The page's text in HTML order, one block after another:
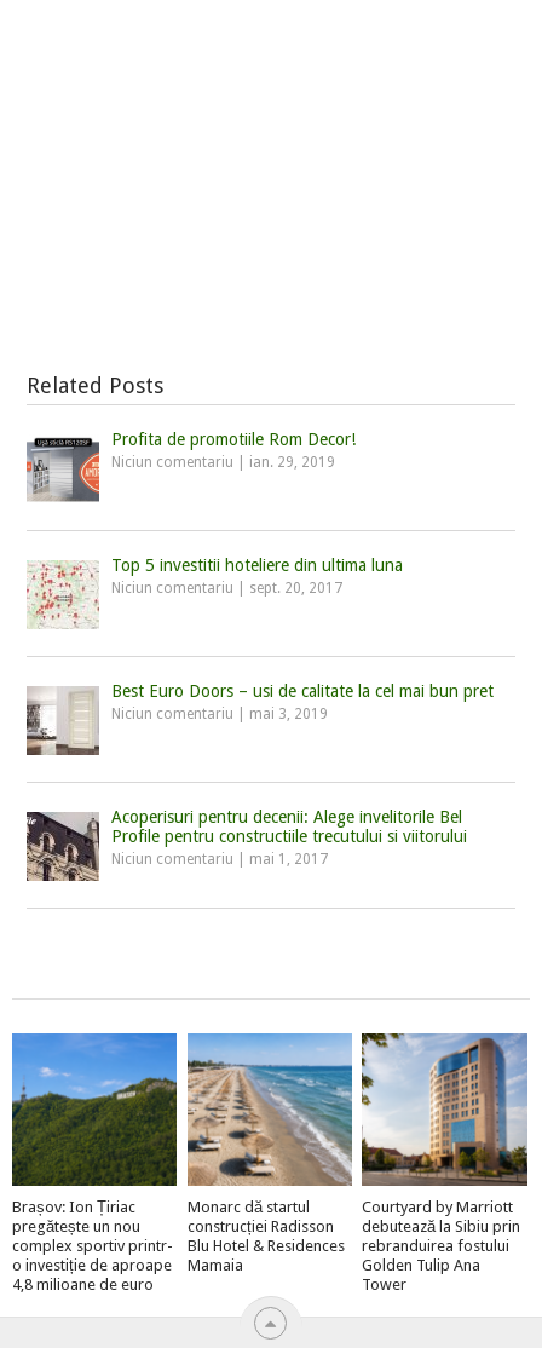
Related Posts
Profita de promotiile Rom Decor!
Niciun comentariu ian. 29, 2019
Top 5 investitii hoteliere din ultima luna
Niciun comentariu sept. 20, 2017
Best Euro Doors – usi de calitate la cel mai bun pret
Niciun comentariu mai 3, 2019
Acoperisuri pentru decenii: Alege invelitorile Bel
Profile pentru constructiile trecutului si viitorului
Niciun comentariu mai 1, 2017
Brașov: Ion Țiriac
pregătește un nou
complex sportiv printr-
o investiție de aproape
4,8 milioane de euro
Monarc dă startul
construcției Radisson
Blu Hotel & Residences
Mamaia
Courtyard by Marriott
debutează la Sibiu prin
rebranduirea fostului
Golden Tulip Ana
Tower